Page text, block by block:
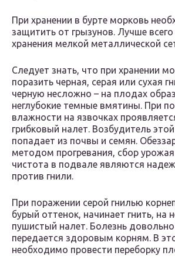
При хранении в бурте морковь
защитить от грызунов. Лучше
хранения мелкой металлической
Следует знать, что при хранении
поразить черная, серая или сухая
черную несложно – на плодах
неглубокие темные вмятины. При
влажности на язвочках
грибковый налет. Возбудитель
попадает из почвы и семян.
методом прогревания, сбор
чистота в подвале являются
против гнили.
При поражении серой гнилью
бурый оттенок, начинает гнить, на
пушистый налет. Болезнь
передается здоровым корням. В
необходимо провести переборку